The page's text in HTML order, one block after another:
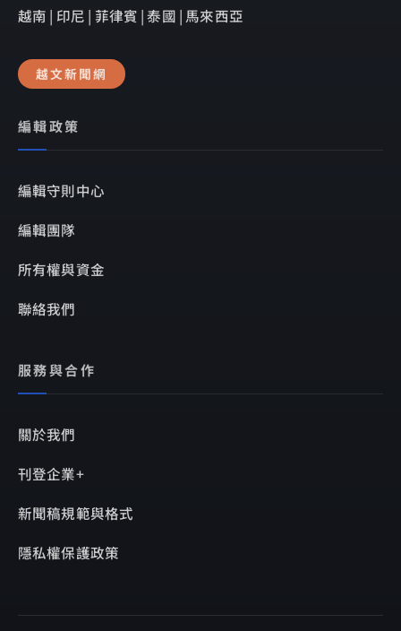
越南 | 印尼 | 菲律賓 | 泰國 | 馬來西亞
越文新聞網
編輯政策
編輯守則中心
編輯團隊
所有權與資金
聯絡我們
服務與合作
關於我們
刊登企業+
新聞稿規範與格式
隱私權保護政策